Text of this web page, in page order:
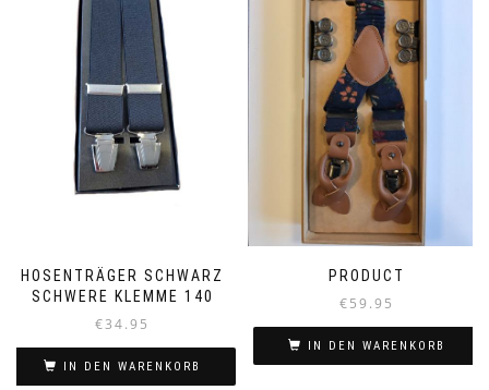
HOSENTRÄGER SCHWARZ
SCHWERE KLEMME 140
€34.95
IN DEN WARENKORB
PRODUCT
€59.95
IN DEN WARENKORB